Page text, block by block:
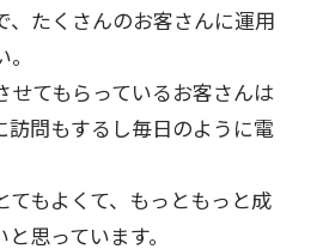
、たくさんのお客さんに運用
せてもらっているお客さんは
訪問もするし毎日のように電
てもよくて、もっともっと成
思っています。